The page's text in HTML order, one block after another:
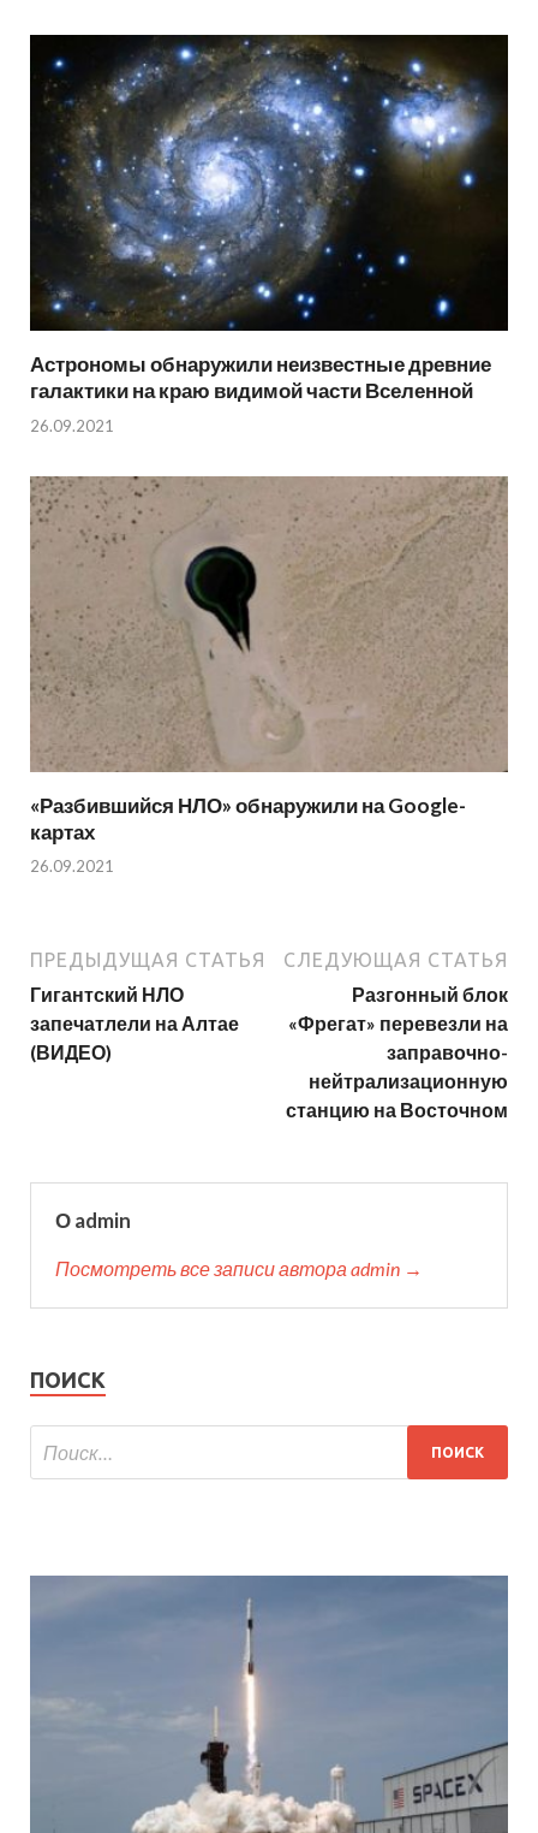
Астрономы обнаружили неизвестные древние
галактики на краю видимой части Вселенной
26.09.2021
«Разбившийся НЛО» обнаружили на Google-
картах
26.09.2021
ПРЕДЫДУЩАЯ СТАТЬЯ
Гигантский НЛО
запечатлели на Алтае
(ВИДЕО)
СЛЕДУЮЩАЯ СТАТЬЯ
Разгонный блок
«Фрегат» перевезли на
заправочно-
нейтрализационную
станцию на Восточном
О admin
Посмотреть все записи автора admin →
ПОИСК